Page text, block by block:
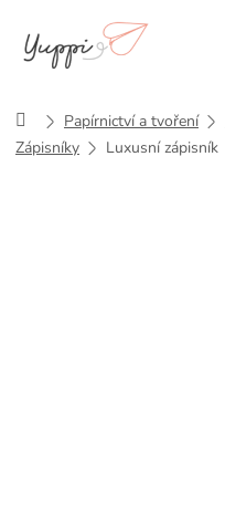
obsah
DomůPapírnictví a tvoření
Zápisníky
Luxusní zápisník